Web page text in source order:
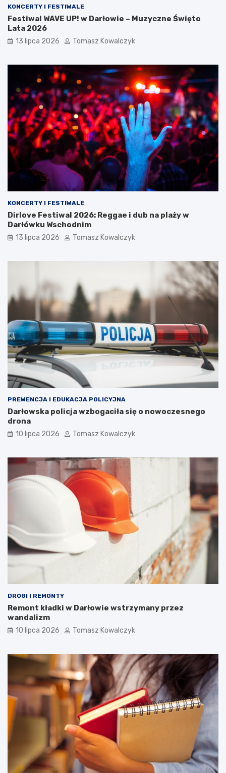
KONCERTY I FESTIWALE
Festiwal WAVE UP! w Darłowie – Muzyczne Święto
Lata 2026
13 lipca 2026 Tomasz Kowalczyk
KONCERTY I FESTIWALE
Dirlove Festiwal 2026: Reggae i dub na plaży w
Darłówku Wschodnim
13 lipca 2026 Tomasz Kowalczyk
PREWENCJA I EDUKACJA POLICYJNA
Darłowska policja wzbogaciła się o nowoczesnego
drona
10 lipca 2026 Tomasz Kowalczyk
DROGI I REMONTY
Remont kładki w Darłowie wstrzymany przez
wandalizm
10 lipca 2026 Tomasz Kowalczyk